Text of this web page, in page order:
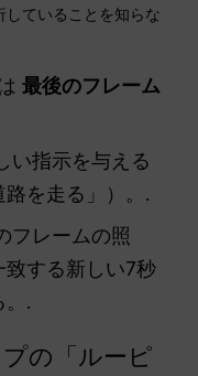
ていることを知らな
最後のフレーム
い指示を与える
路を走る」）。.
フレームの照
する新しい7秒
。.
の「ルーピ